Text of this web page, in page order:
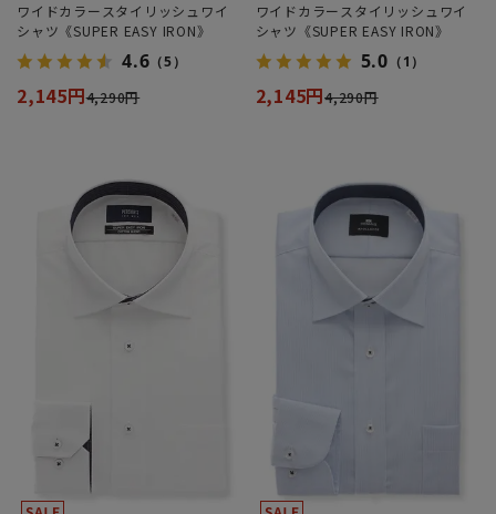
ワイドカラースタイリッシュワイ
シャツ《SUPER EASY IRON》
4.6 （5）
2,145円4,290円
ワイドカラースタイリッシュワイ
シャツ《SUPER EASY IRON》
5.0 （1）
2,145円4,290円